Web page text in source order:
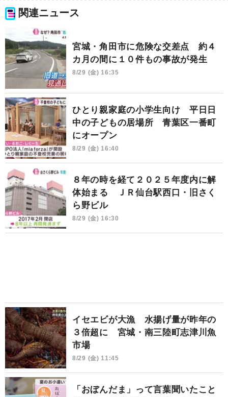
関連ニュース
宮城・角田市に危険な交差点 約４
カ月の間に１０件もの事故が発生
8/29 (金) 16:35
ひとり親家庭の小学生向け 平日日
中の子どもの居場所 青葉区一番町
にオープン
8/29 (金) 16:40
８年の時を経て２０２５年度内に解
体始まる ＪＲ仙台駅西口・旧さく
ら野ビル
8/29 (金) 16:30
イセエビが大漁 水揚げ量が昨年の
３倍超に 宮城・南三陸町志津川魚
市場
8/29 (金) 11:45
「おぼんだま」って言葉聞いたこと